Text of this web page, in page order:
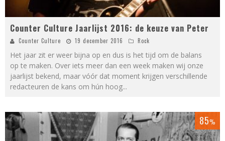
Counter Culture Jaarlijst 2016: de keuze van Peter
Counter Culture 19 december 2016 Rock
Het jaar zit er weer bijna op en dus is het tijd om de balans
op te maken. Over iets meer dan een week maken wij onze
jaarlijst bekend, maar vóór dat moment krijgen verschillende
redacteuren de kans om hún hoog...
85%